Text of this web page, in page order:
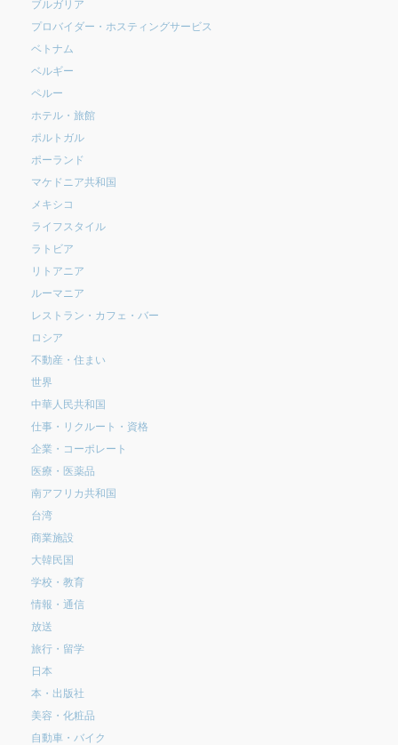
ブルガリア
プロバイダー・ホスティングサービス
ベトナム
ベルギー
ペルー
ホテル・旅館
ポルトガル
ポーランド
マケドニア共和国
メキシコ
ライフスタイル
ラトビア
リトアニア
ルーマニア
レストラン・カフェ・バー
ロシア
不動産・住まい
世界
中華人民共和国
仕事・リクルート・資格
企業・コーポレート
医療・医薬品
南アフリカ共和国
台湾
商業施設
大韓民国
学校・教育
情報・通信
放送
旅行・留学
日本
本・出版社
美容・化粧品
自動車・バイク